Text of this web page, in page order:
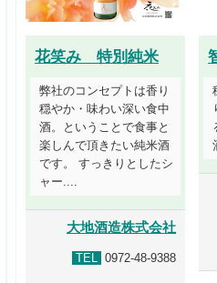
花笑み 特別純米
弊社のコンセプトは香り
穏やか・味わい深い食中
酒。ということで食事と
楽しんで頂きたい純米酒
です。 すっきりとしたシ
ャー....
大地酒造株式会社
TEL 0972-48-9388